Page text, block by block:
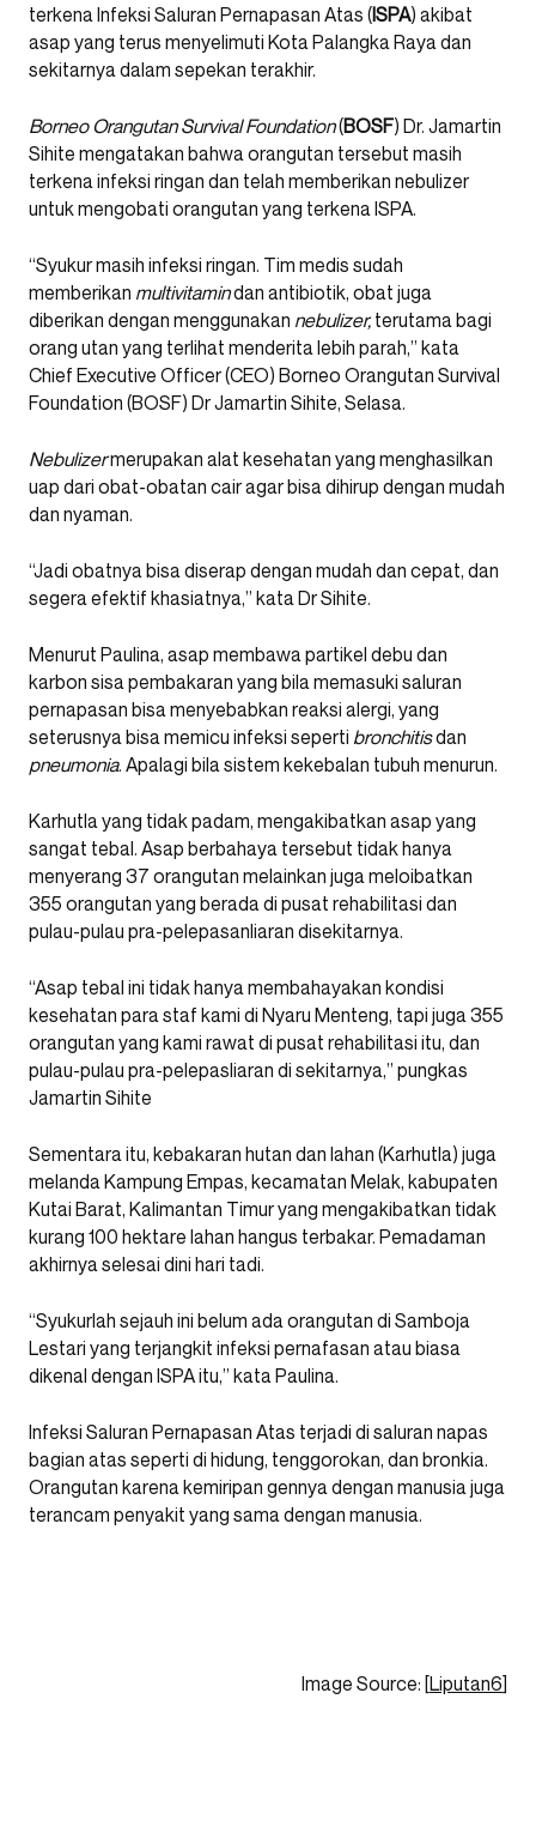
terkena Infeksi Saluran Pernapasan Atas (ISPA) akibat
asap yang terus menyelimuti Kota Palangka Raya dan
sekitarnya dalam sepekan terakhir.
Borneo Orangutan Survival Foundation(BOSF) Dr. Jamartin
Sihite mengatakan bahwa orangutan tersebut masih
terkena infeksi ringan dan telah memberikan nebulizer
untuk mengobati orangutan yang terkena ISPA.
“Syukur masih infeksi ringan. Tim medis sudah
memberikan multivitamindan antibiotik, obat juga
diberikan dengan menggunakan nebulizer, terutama bagi
orang utan yang terlihat menderita lebih parah,” kata
Chief Executive Officer (CEO) Borneo Orangutan Survival
Foundation (BOSF) Dr Jamartin Sihite, Selasa.
Nebulizermerupakan alat kesehatan yang menghasilkan
uap dari obat-obatan cair agar bisa dihirup dengan mudah
dan nyaman.
“Jadi obatnya bisa diserap dengan mudah dan cepat, dan
segera efektif khasiatnya,” kata Dr Sihite.
Menurut Paulina, asap membawa partikel debu dan
karbon sisa pembakaran yang bila memasuki saluran
pernapasan bisa menyebabkan reaksi alergi, yang
seterusnya bisa memicu infeksi seperti bronchitisdan
pneumonia. Apalagi bila sistem kekebalan tubuh menurun.
Karhutla yang tidak padam, mengakibatkan asap yang
sangat tebal. Asap berbahaya tersebut tidak hanya
menyerang 37 orangutan melainkan juga meloibatkan
355 orangutan yang berada di pusat rehabilitasi dan
pulau-pulau pra-pelepasanliaran disekitarnya.
“Asap tebal ini tidak hanya membahayakan kondisi
kesehatan para staf kami di Nyaru Menteng, tapi juga 355
orangutan yang kami rawat di pusat rehabilitasi itu, dan
pulau-pulau pra-pelepasliaran di sekitarnya,” pungkas
Jamartin Sihite
Sementara itu, kebakaran hutan dan lahan (Karhutla) juga
melanda Kampung Empas, kecamatan Melak, kabupaten
Kutai Barat, Kalimantan Timur yang mengakibatkan tidak
kurang 100 hektare lahan hangus terbakar. Pemadaman
akhirnya selesai dini hari tadi.
“Syukurlah sejauh ini belum ada orangutan di Samboja
Lestari yang terjangkit infeksi pernafasan atau biasa
dikenal dengan ISPA itu,” kata Paulina.
Infeksi Saluran Pernapasan Atas terjadi di saluran napas
bagian atas seperti di hidung, tenggorokan, dan bronkia.
Orangutan karena kemiripan gennya dengan manusia juga
terancam penyakit yang sama dengan manusia.
Image Source: [Liputan6]